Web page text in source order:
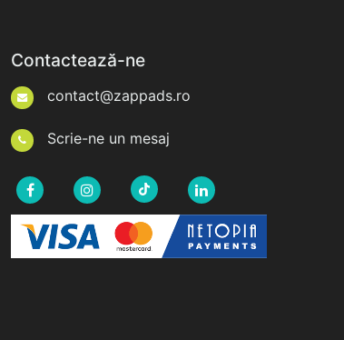
Contactează-ne
contact@zappads.ro
Scrie-ne un mesaj